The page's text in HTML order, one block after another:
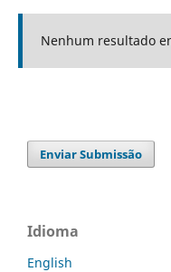
Nenhum resultado
Enviar Submissão
Idioma
English